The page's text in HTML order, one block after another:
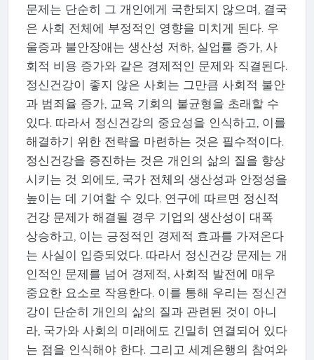
문제는 단순히 그 개인에게 국한되지 않으며, 결국
은 사회 전체에 부정적인 영향을 미치게 된다. 우
울증과 불안장애는 생산성 저하, 실업률 증가, 사
회적 비용 증가와 같은 경제적인 문제와 직결된다.
정신건강이 좋지 않은 사회는 그만큼 사회적 불안
과 범죄율 증가, 교육 기회의 불균형을 초래할 수
있다. 따라서 정신건강의 중요성을 인식하고, 이를
해결하기 위한 전략을 마련하는 것은 필수적이다.
정신건강을 증진하는 것은 개인의 삶의 질을 향상
시키는 것 외에도, 국가 전체의 생산성과 안정성을
높이는 데 기여할 수 있다. 연구에 따르면 정신적
건강 문제가 해결될 경우 기업의 생산성이 대폭
상승하고, 이는 긍정적인 경제적 효과를 가져온다
는 사실이 입증되었다. 따라서 정신건강 문제는 개
인적인 문제를 넘어 경제적, 사회적 발전에 매우
중요한 요소로 작용한다. 이를 통해 우리는 정신건
강이 단순히 개인의 삶의 질과 관련된 것이 아니
라, 국가와 사회의 미래에도 긴밀히 연결되어 있다
는 점을 인식해야 한다. 그리고 세계은행의 참여와